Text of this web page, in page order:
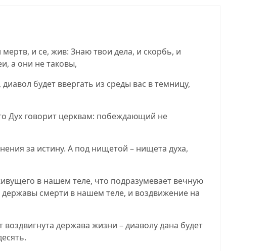
и се, жив: Знаю твои дела, и скорбь, и
а они не таковы,
будет ввергать из среды вас в темницу,
Дух говорит церквам: побеждающий не
за истину. А под нищетой – нищета духа,
в нашем теле, что подразумевает вечную
смерти в нашем теле, и воздвижение на
держава жизни – диаволу дана будет
.